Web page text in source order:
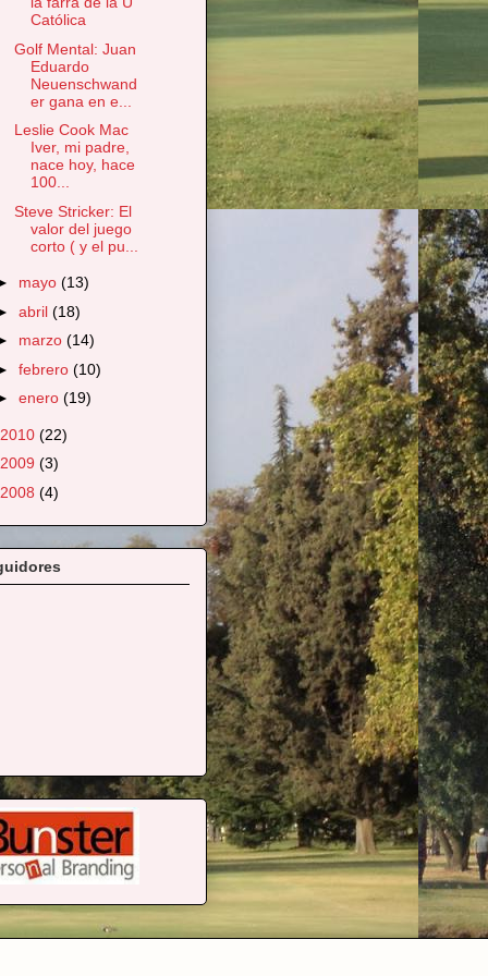
Católica
Golf Mental: Juan
Eduardo
Neuenschwand
er gana en e...
Leslie Cook Mac
Iver, mi padre,
nace hoy, hace
100...
Steve Stricker: El
valor del juego
corto ( y el pu...
mayo (13)
abril (18)
marzo (14)
febrero (10)
enero (19)
2010 (22)
2009 (3)
2008 (4)